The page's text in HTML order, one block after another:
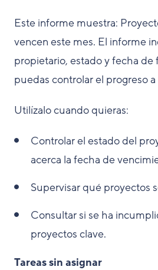
Este informe muestra:
vencen este mes. El informe
propietario, estado y fecha de
puedas controlar el progreso
Utilízalo cuando quieras:
Controlar el estado del
acerca la fecha de
Supervisar qué proyectos
Consultar si se ha
proyectos clave.
Tareas sin asignar